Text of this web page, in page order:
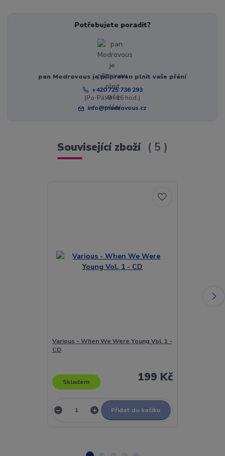
Potřebujete poradit?
pan Modrovous je připraven plnit vaše přání
+420 725 736 293
(Po-Pá, 8 - 16 hod.)
info@modrovous.cz
Související zboží 5
Various - When We Were Young Vol. 1 -
CD
199 Kč
Skladem
Přidat do košíku